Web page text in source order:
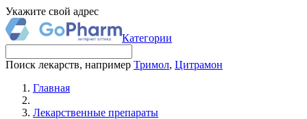
Укажите свой адрес
Категории
Поиск лекарств, например Тримол, Цитрамон
Главная
Лекарственные препараты